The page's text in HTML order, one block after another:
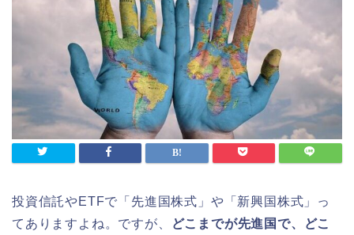
投資信託やETFで「先進国株式」や「新興国株式」っ
てありますよね。ですが、
どこまでが先進国で、どこ